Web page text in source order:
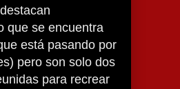
que se encuentra
está pasando por
pero son solo dos
para recrear